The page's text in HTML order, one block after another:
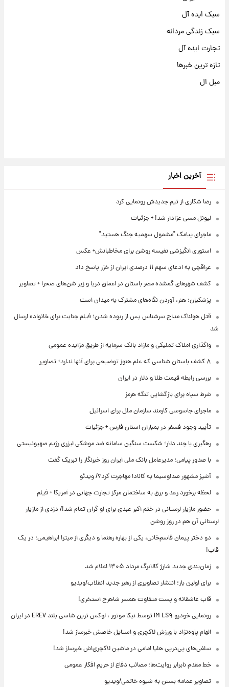
سبک ایده آل
سبک زندگی مردانه
تجارت ایده آل
تازه ترین خبرها
مبل ال
آخرین اخبار
رضا شکاری از تیم جدیدش رونمایی کرد
لیونل مسی عزادار شد! + جزئیات
ماجرای پیامک "مشمول سهمیه جنگ هستید"
استوری انگیزشی نفیسه روشن برای مخاطبانش+ عکس
عراقچی به ادعای سهم ۱۱ درصدی ایران از خزر پاسخ داد
کشف شهرهای گمشده مصر باستان در اعماق دریا و زیر شن‌های صحرا + تصاویر
پزشکیان: هنر، آوردن نگاه‌های مشترک به میدان است
قتل هولناک مداح سرشناس پس از ربوده شدن؛ فیلم جنایت برای خانواده ارسال
شد
واگذاری املاک تملیکی و مازاد بانک سرمایه از طریق مزایده عمومی
۸ کشف باستان شناسی که علم هنوز توضیحی برای آنها ندارد+ تصاویر
بررسی رابطه قیمت طلا و دلار در ایران
شرط سپاه برای بازگشایی تنگه هرمز
ماجرای جاسوسی کارمند سازمان ملل برای اسرائیل
تأیید وجود فسفر در بمباران استان فارس + جزئیات
رهگیری با چند دلار؛ شکست سنگین سامانه ضد موشکی لیزری رژیم صهیونیستی
با صدور پیامی؛ مدیرعامل بانک ملی ایران روز خبرنگار را تبریک گفت
آشپز مشهور صداوسیما به کانادا مهاجرت کرد؟/ ویدئو
لحظه برخورد رعد و برق به ساختمان مرکز تجارت جهانی در آمریکا + فیلم
حضور مازیار لرستانی در ختم اکبر عبدی برای او گران تمام شد!/ دزدی از مازیار
لرستانی آن هم در روز روشن
دو دختر پیمان قاسم‌خانی، یکی از بهاره رهنما و دیگری از میترا ابراهیمی؛ در یک
قاب!
زمان‌بندی جدید شارژ کالابرگ مرداد ۱۴۰۵ اعلام شد
برای اولین بار؛ انتشار تصاویری از رهبر جدید انقلاب/ویدیو
قاب عاشقانه و پست متفاوت همسر شاهرخ استخری!
رونمایی خودرو IM LS۹ توسط نیکا موتور ، لوکس ترین شاسی بلند EREV در ایران
الهام پاوه‌نژاد با ورزش لاکچری و استایل خاصش خبرساز شد!
سلفی‌های پی‌درپی هلیا امامی در ماشین لاکچری‌اش خبرساز شد!
خط مقدم نابرابر روایت‌ها؛ مصائب دفاع از حریم افکار عمومی
تصاویر عمامه بستن به شیوه خاتمی/ویدیو